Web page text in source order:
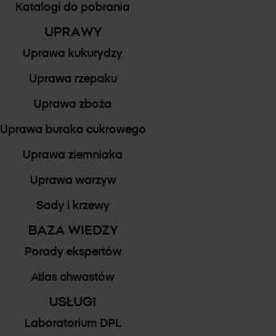
Katalogi do pobrania
UPRAWY
Uprawa kukurydzy
Uprawa rzepaku
Uprawa zboża
Uprawa buraka cukrowego
Uprawa ziemniaka
Uprawa warzyw
Sady i krzewy
BAZA WIEDZY
Porady ekspertów
Atlas chwastów
USŁUGI
Laboratorium DPL